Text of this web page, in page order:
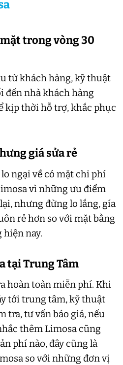
trong vòng 30
từ khách hàng, kỹ thuật
đến nhà khách hàng
kịp thời hỗ trợ, khắc phục
giá sửa rẻ
ngại về có mặt chi phí
vì những ưu điểm
nhưng đừng lo lắng, gía
rẻ hơn so với mặt bằng
nay.
tại Trung Tâm
hoàn toàn miễn phí. Khi
tới trung tâm, kỹ thuật
tra, tư vấn báo giá, nếu
thêm Limosa cũng
phí nào, đây cũng là
so với những đơn vị